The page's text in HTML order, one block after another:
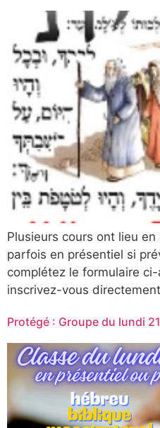
Plusieurs cours ont lieu
parfois en présentiel si
complétez le formulaire
inscrivez-vous
Protégé : Groupe du lundi